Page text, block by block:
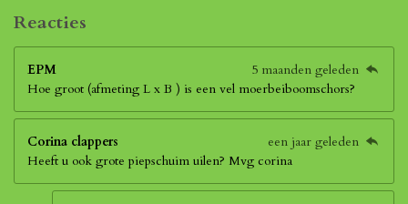
Reacties
EPM
5 maanden geleden
Hoe groot (afmeting L x B ) is een vel moerbeiboomschors?
Corina clappers
een jaar geleden
Heeft u ook grote piepschuim uilen? Mvg corina